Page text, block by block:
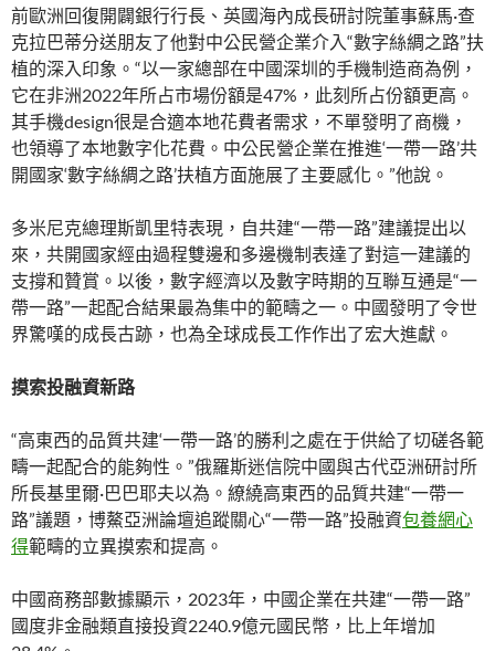
前歐洲回復開闢銀行行長、英國海內成長研討院董事蘇馬·查
克拉巴蒂分送朋友了他對中公民營企業介入“數字絲綢之路”扶
植的深入印象。“以一家總部在中國深圳的手機制造商為例，
它在非洲2022年所占市場份額是47%，此刻所占份額更高。
其手機design很是合適本地花費者需求，不單發明了商機，
也領導了本地數字化花費。中公民營企業在推進‘一帶一路’共
開國家‘數字絲綢之路’扶植方面施展了主要感化。”他說。
多米尼克總理斯凱里特表現，自共建“一帶一路”建議提出以
來，共開國家經由過程雙邊和多邊機制表達了對這一建議的
支撐和贊賞。以後，數字經濟以及數字時期的互聯互通是“一
帶一路”一起配合結果最為集中的範疇之一。中國發明了令世
界驚嘆的成長古跡，也為全球成長工作作出了宏大進獻。
摸索投融資新路
“高東西的品質共建‘一帶一路’的勝利之處在于供給了切磋各範
疇一起配合的能夠性。”俄羅斯迷信院中國與古代亞洲研討所
所長基里爾·巴巴耶夫以為。繚繞高東西的品質共建“一帶一
路”議題，博鰲亞洲論壇追蹤關心“一帶一路”投融資包養網心
得範疇的立異摸索和提高。
中國商務部數據顯示，2023年，中國企業在共建“一帶一路”
國度非金融類直接投資2240.9億元國民幣，比上年增加